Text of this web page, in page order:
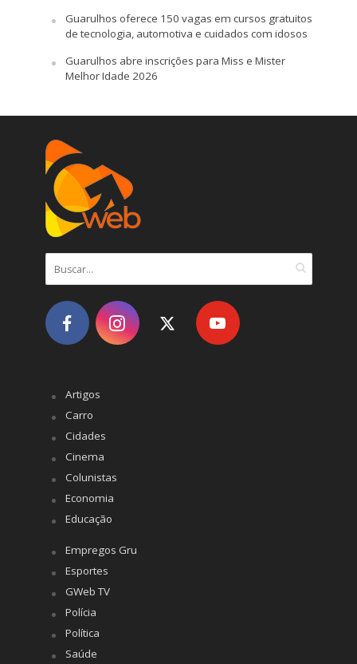
Guarulhos oferece 150 vagas em cursos gratuitos
de tecnologia, automotiva e cuidados com idosos
Guarulhos abre inscrições para Miss e Mister
Melhor Idade 2026
Artigos
Carro
Cidades
Cinema
Colunistas
Economia
Educação
Empregos Gru
Esportes
GWeb TV
Polícia
Política
Saúde